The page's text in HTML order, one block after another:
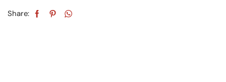
Share: